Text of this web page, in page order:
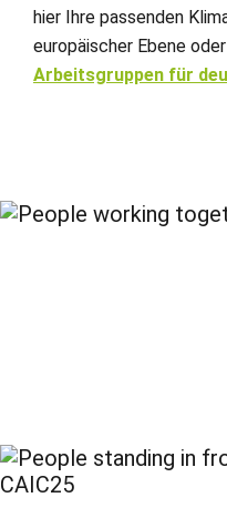
hier Ihre passenden
europäischer Ebene
Arbeitsgruppen für